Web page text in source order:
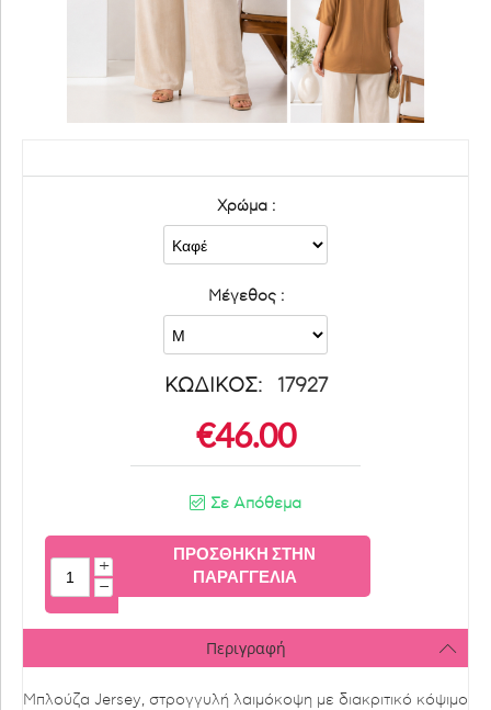
Χρώμα :
Μέγεθος :
ΚΩΔΙΚΟΣ: 17927
€46.00
Σε Απόθεμα
+
−
ΠΡΟΣΘΉΚΗ ΣΤΗΝ
ΠΑΡΑΓΓΕΛΊΑ
Περιγραφή
Μπλούζα Jersey, στρογγυλή λαιμόκοψη με διακριτικό κόψιμο